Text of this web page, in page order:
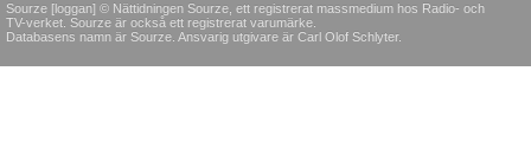
Sourze [loggan] © Nättidningen Sourze, ett registrerat massmedium hos Radio- och
TV-verket. Sourze är också ett registrerat varumärke.
Databasens namn är Sourze. Ansvarig utgivare är Carl Olof Schlyter.